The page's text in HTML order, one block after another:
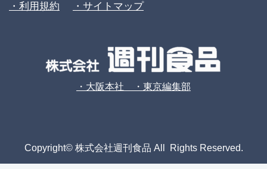
・利用規約
・サイトマップ
・大阪本社 ・東京編集部
Copyright© 株式会社週刊食品 All Rights Reserved.